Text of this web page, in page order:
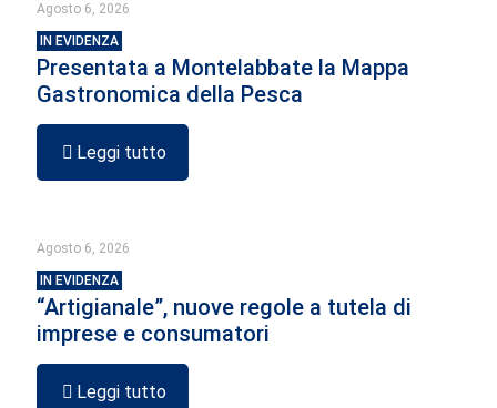
Agosto 6, 2026
IN EVIDENZA
Presentata a Montelabbate la Mappa
Gastronomica della Pesca
Leggi tutto
Agosto 6, 2026
IN EVIDENZA
“Artigianale”, nuove regole a tutela di
imprese e consumatori
Leggi tutto